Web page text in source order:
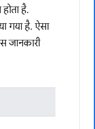
है.
गया है. ऐसा
जानकारी